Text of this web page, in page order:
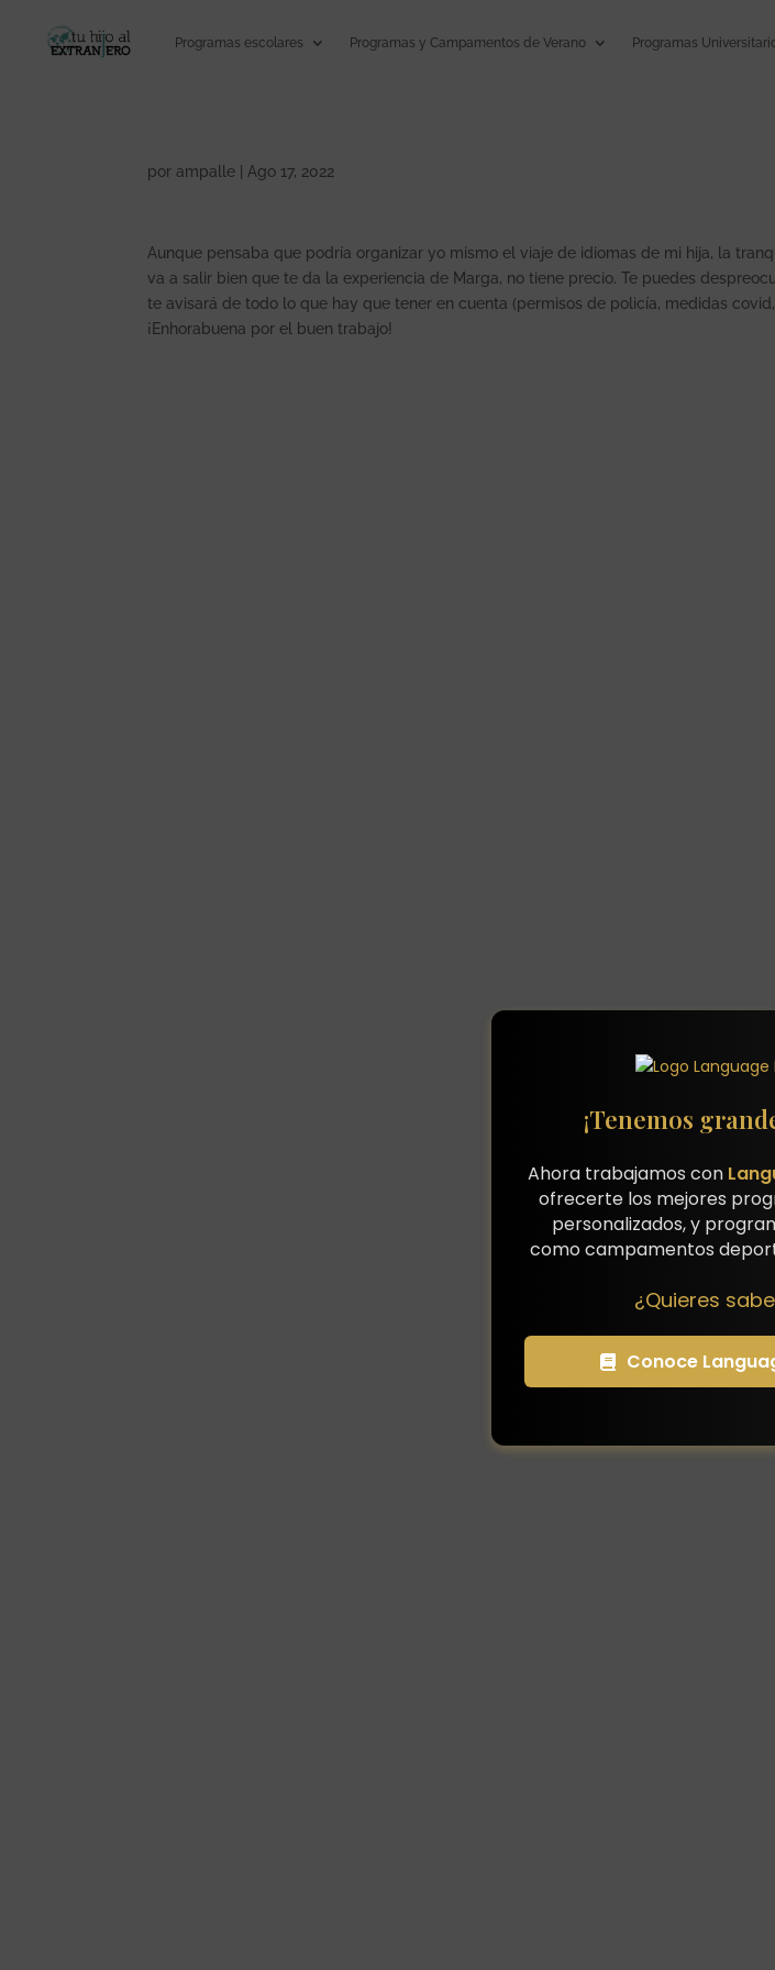
Programas escolares Programas y Campamentos de Verano Programas
porampalle Ago 17, 2022
Aunque pensaba que podría organizar yo mismo el viaje de idiomas de mi hija, la
va a salir bien que te da la experiencia de Marga, no tiene precio. Te puedes
te avisará de todo lo que hay que tener en cuenta (permisos de policía, medidas
¡Enhorabuena por el buen trabajo!
¡Tenemos
Ahora trabajamos con
ofrecerte los mejores
personalizados, y
como campamentos
¿Quieres
Conoce